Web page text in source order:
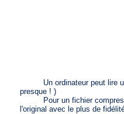
Un ordinateur peut lire un
presque ! )
Pour un fichier compressé,
l'original avec le plus de